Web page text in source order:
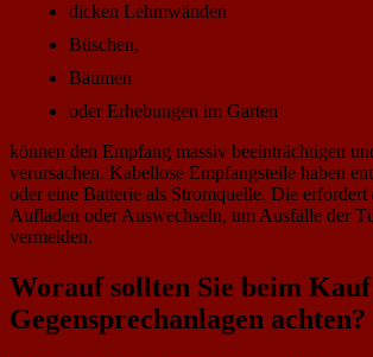
dicken Lehmwänden
Büschen,
Bäumen
oder Erhebungen im Garten
können den Empfang massiv beeinträchtigen
verursachen. Kabellose Empfangsteile haben
oder eine Batterie als Stromquelle. Die erfordert
Aufladen oder Auswechseln, um Ausfälle der
vermeiden.
Worauf sollten Sie beim
Gegensprechanlagen achten?